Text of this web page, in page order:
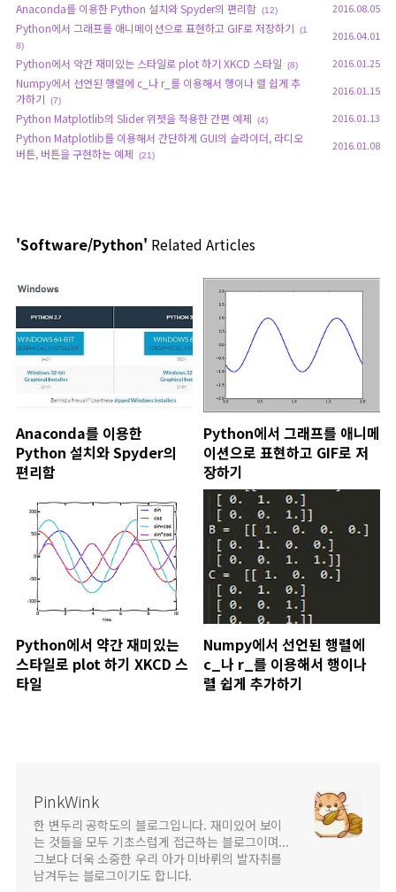
Anaconda를 이용한 Python 설치와 Spyder의 편리함 (12) 2016.08.05
Python에서 그래프를 애니메이션으로 표현하고 GIF로 저장하기
(1
8)
2016.04.01
Python에서 약간 재미있는 스타일로 plot 하기 XKCD 스타일 (8) 2016.01.25
Numpy에서 선언된 행렬에 c_나 r_를 이용해서 행이나 렬 쉽게 추
가하기
(7)
2016.01.15
Python Matplotlib의 Slider 위젯을 적용한 간편 예제 (4) 2016.01.13
Python Matplotlib를 이용해서 간단하게 GUI의 슬라이더, 라디오
버튼, 버튼을 구현하는 예제
(21)
2016.01.08
'Software/Python' Related Articles
Anaconda를 이용한
Python 설치와 Spyder의
편리함
Python에서 그래프를 애니메
이션으로 표현하고 GIF로 저
장하기
Python에서 약간 재미있는
스타일로 plot 하기 XKCD 스
타일
Numpy에서 선언된 행렬에
c_나 r_를 이용해서 행이나
렬 쉽게 추가하기
PinkWink
한 변두리 공학도의 블로그입니다. 재미있어 보이
는 것들을 모두 기초스럽게 접근하는 블로그이며...
그보다 더욱 소중한 우리 아가 미바뤼의 발자취를
남겨두는 블로그이기도 합니다.